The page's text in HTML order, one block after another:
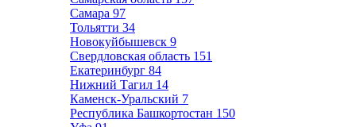
Самара 97
Тольятти 34
Новокуйбышевск 9
Свердловская область 151
Екатеринбург 84
Нижний Тагил 14
Каменск-Уральский 7
Республика Башкортостан 150